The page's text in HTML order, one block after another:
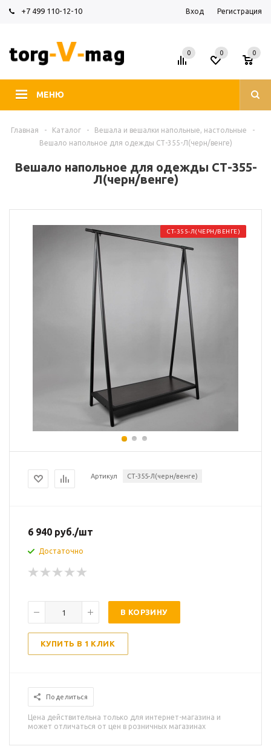
+7 499 110-12-10 Вход Регистрация
МЕНЮ
0 0
0
Главная - Каталог - Вешала и вешалки напольные, настольные
-
Вешало напольное для одежды СТ-355-Л(черн/венге)
Вешало напольное для одежды СТ-355-
Л(черн/венге)
СТ-355-Л(ЧЕРН/ВЕНГЕ)
Артикул СТ-355-Л(черн/венге)
6 940 руб./шт
Достаточно
В КОРЗИНУ
КУПИТЬ В 1 КЛИК
Поделиться
Цена действительна только для интернет-магазина и
может отличаться от цен в розничных магазинах